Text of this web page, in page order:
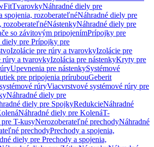
TvarovkyNáhradné diely pre
spojenia, rozoberateľnéNáhradné diely pre
rozoberateľnéNástenkyNáhradné diely pre
so závitovým pripojenímPrípojky pre
diely pre Prípojky pre
Izolácie pre rúry a tvarovkyIzolácie pre
rúry a tvarovkyIzolácia pre nástenkyKryty pre
Upevnenia pre nástenkySystémové
pre pripojenia prírubouGeberit
rúryViacvrstvové systémové rúry pre
Náhradné diely pre
diely pre SpojkyRedukcieNáhradné
Náhradné diely pre KolenáT-
T-kusyNerozoberateľné prechodyNáhradné
prechodyPrechody a spojenia,
diely pre Prechody a spojenia,